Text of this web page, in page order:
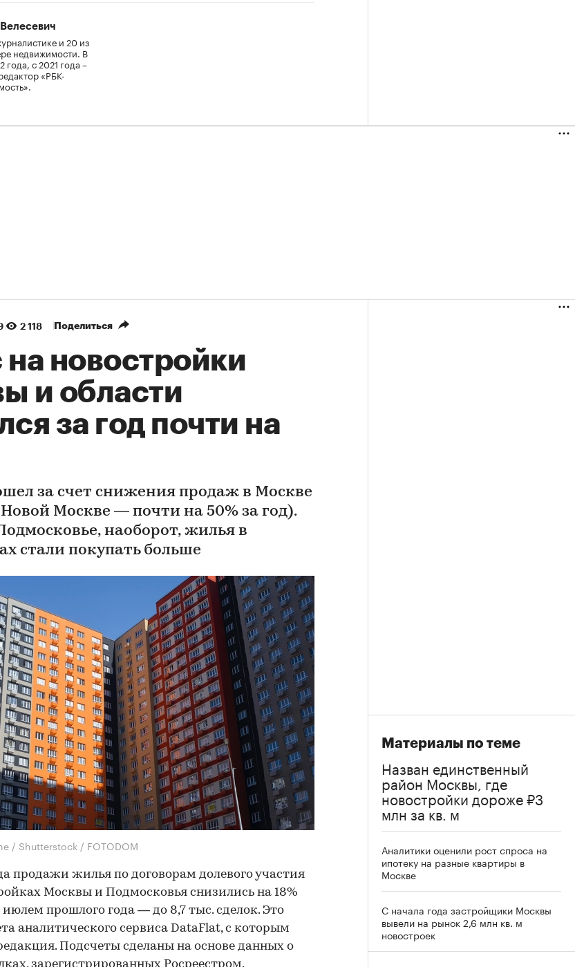
и 20 из
недвижимости. В
года, с 2021 года –
«РБК-
2 118 Поделиться
новостройки
и области
за год почти на
за счет снижения продаж в Москве
Москве — почти на 50% за год).
наоборот, жилья в
стали покупать больше
/ Shutterstock / FOTODOM
продажи жилья по договорам долевого участия
Москвы и Подмосковья снизились на 18%
прошлого года — до 8,7 тыс. сделок. Это
аналитического сервиса DataFlat, с которым
Подсчеты сделаны на основе данных о
Материалы по теме
Назван единственный
район Москвы, где
новостройки дороже ₽3
млн за кв. м
Аналитики оценили рост спроса на
ипотеку на разные квартиры в
Москве
С начала года застройщики Москвы
вывели на рынок 2,6 млн кв. м
новостроек